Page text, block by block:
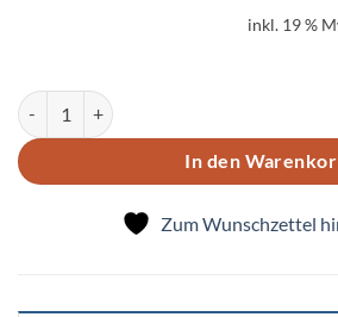
inkl. 19 %
Postkarte Ente mit Jungen Menge
In den
Zum Wunschzettel